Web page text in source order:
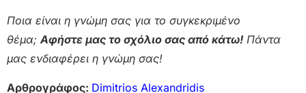
Ποια είναι η γνώμη σας για το συγκεκριμένο
θέμα;Αφήστε μας το σχόλιο σας από κάτω! Πάντα
μας ενδιαφέρει η γνώμη σας!
Αρθρογράφος: Dimitrios Alexandridis